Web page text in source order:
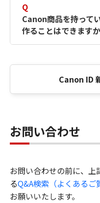
Q
Canon商品を持って
作ることはできます
Canon ID
お問い合わせ
お問い合わせの前に、上
るQ&A検索（よくあるご
お願いいたします。